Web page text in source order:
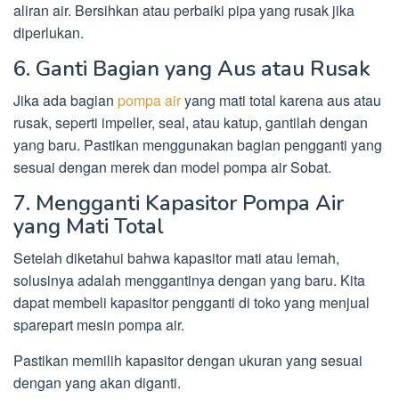
aliran air. Bersihkan atau perbaiki pipa yang rusak jika
diperlukan.
6. Ganti Bagian yang Aus atau Rusak
Jika ada bagian pompa airyang mati total karena aus atau
rusak, seperti impeller, seal, atau katup, gantilah dengan
yang baru. Pastikan menggunakan bagian pengganti yang
sesuai dengan merek dan model pompa air Sobat.
7. Mengganti Kapasitor Pompa Air
yang Mati Total
Setelah diketahui bahwa kapasitor mati atau lemah,
solusinya adalah menggantinya dengan yang baru. Kita
dapat membeli kapasitor pengganti di toko yang menjual
sparepart mesin pompa air.
Pastikan memilih kapasitor dengan ukuran yang sesuai
dengan yang akan diganti.